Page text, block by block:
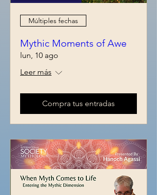
Múltiples fechas
Mythic Moments of Awe
lun, 10 ago
Leer más
Compra tus entradas